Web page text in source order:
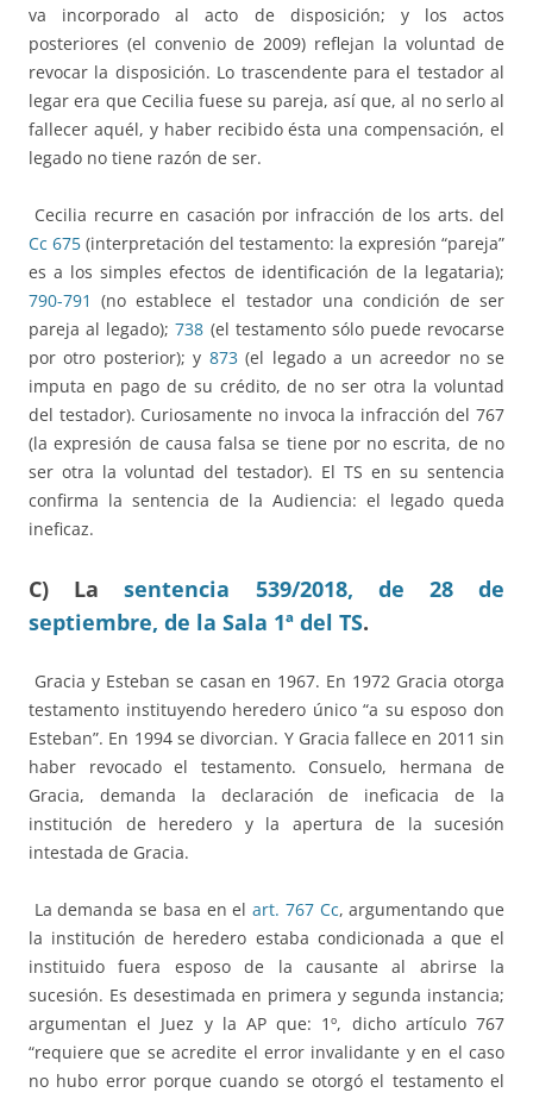
va incorporado al acto de disposición; y los actos
posteriores (el convenio de 2009) reflejan la voluntad de
revocar la disposición. Lo trascendente para el testador al
legar era que Cecilia fuese su pareja, así que, al no serlo al
fallecer aquél, y haber recibido ésta una compensación, el
legado no tiene razón de ser.
Cecilia recurre en casación por infracción de los arts. del
Cc 675 (interpretación del testamento: la expresión “pareja”
es a los simples efectos de identificación de la legataria);
790-791 (no establece el testador una condición de ser
pareja al legado);738 (el testamento sólo puede revocarse
por otro posterior); y 873 (el legado a un acreedor no se
imputa en pago de su crédito, de no ser otra la voluntad
del testador). Curiosamente no invoca la infracción del 767
(la expresión de causa falsa se tiene por no escrita, de no
ser otra la voluntad del testador). El TS en su sentencia
confirma la sentencia de la Audiencia: el legado queda
ineficaz.
C) Lasentencia 539/2018, de 28 de
septiembre, de la Sala 1ª del TS.
Gracia y Esteban se casan en 1967. En 1972 Gracia otorga
testamento instituyendo heredero único “a su esposo don
Esteban”. En 1994 se divorcian. Y Gracia fallece en 2011 sin
haber revocado el testamento. Consuelo, hermana de
Gracia, demanda la declaración de ineficacia de la
institución de heredero y la apertura de la sucesión
intestada de Gracia.
La demanda se basa en elart. 767 Cc, argumentando que
la institución de heredero estaba condicionada a que el
instituido fuera esposo de la causante al abrirse la
sucesión. Es desestimada en primera y segunda instancia;
argumentan el Juez y la AP que: 1º, dicho artículo 767
“requiere que se acredite el error invalidante y en el caso
no hubo error porque cuando se otorgó el testamento el